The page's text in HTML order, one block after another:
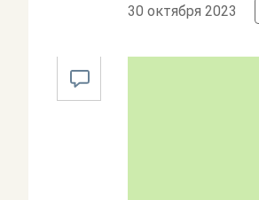
30 октября 2023